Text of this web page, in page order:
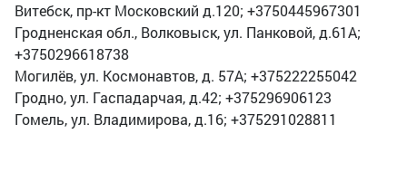
Витебск, пр-кт Московский д.120; +3750445967301
Гродненская обл., Волковыск, ул. Панковой, д.61А;
+3750296618738
Могилёв, ул. Космонавтов, д. 57А; +375222255042
Гродно, ул. Гаспадарчая, д.42; +375296906123
Гомель, ул. Владимирова, д.16; +375291028811